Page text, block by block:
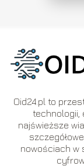
Oid24.pl to
technologii,
najświeższe
nowościach w